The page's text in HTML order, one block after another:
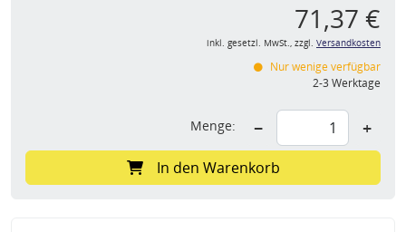
71,37 €
inkl. gesetzl. MwSt., zzgl. Versandkosten
Nur wenige verfügbar
2-3 Werktage
Menge: − +
In den Warenkorb